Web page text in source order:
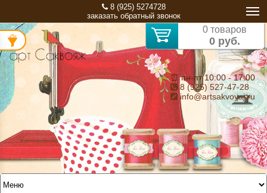
8 (925) 5274728
заказать обратный звонок
0 товаров
0 руб.
⏰ пн-пт 10:00 - 17:00
8 (925) 527-47-28
info@artsakvoyaj.ru